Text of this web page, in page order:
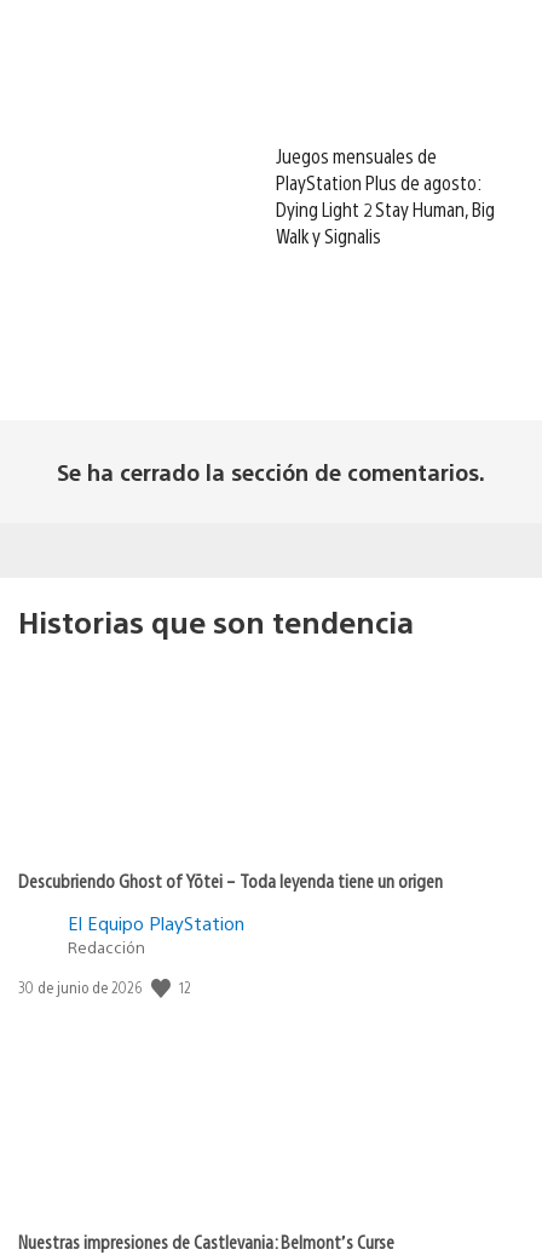
Juegos mensuales de
PlayStation Plus de agosto:
Dying Light 2 Stay Human, Big
Walk y Signalis
Se ha cerrado la sección de comentarios.
Historias que son tendencia
Descubriendo Ghost of Yōtei – Toda leyenda tiene un origen
El Equipo PlayStation
Redacción
Fecha
30 de junio de 2026 12
Nuestras impresiones de Castlevania: Belmont’s Curse